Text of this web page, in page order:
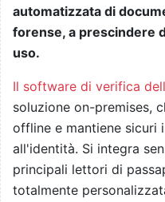
automatizzata di
forense, a prescindere
uso.
Il software di verifica
soluzione on-premises,
offline e mantiene sicuri
all'identità. Si integra
principali lettori di
totalmente